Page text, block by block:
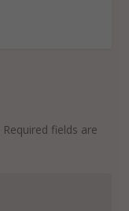
Required fields are